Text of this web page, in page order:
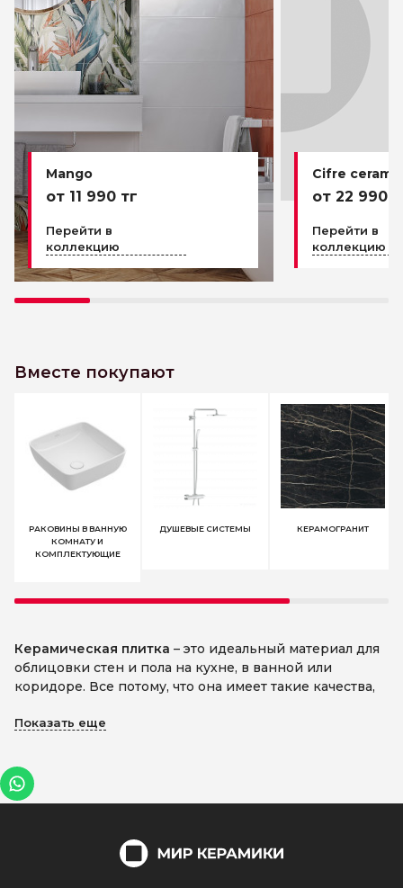
Mango
от 11 990 тг
Перейти в
коллекцию
Cifre
от 22 990
Перейти в
коллекцию
Вместе покупают
РАКОВИНЫ В ВАННУЮ
КОМНАТУ И
КОМПЛЕКТУЮЩИЕ
ДУШЕВЫЕ СИСТЕМЫ КЕРАМОГРАНИТ
Керамическая плитка – это идеальный материал для
облицовки стен и пола на кухне, в ванной или
коридоре. Все потому, что она имеет такие качества,
химических веществ, а также, за ней легко ухаживать.
Как выбрать керамическую плитку
Правильно подобрав керамическую плитку в Алматы
действительно оригинальный и эксклюзивный
дизайн интерьера. Ведь главное – чтобы в
Показать еще